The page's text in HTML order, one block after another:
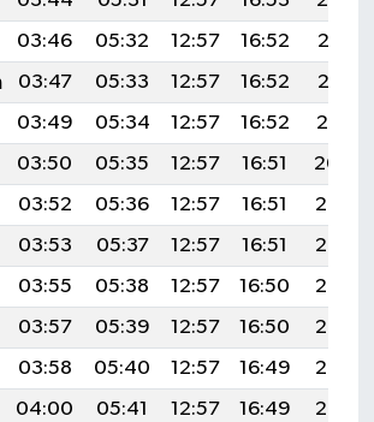
03:46 05:32 12:57 16:52
20:13
03:47 05:33 12:57 16:52
20:12
03:49 05:34 12:57 16:52
20:10
03:50 05:35 12:57 16:51
20:09
03:52 05:36 12:57 16:51
20:08
03:53 05:37 12:57 16:51
20:07
03:55 05:38 12:57 16:50
20:06
03:57 05:39 12:57 16:50
20:05
03:58 05:40 12:57 16:49
20:03
04:00 05:41 12:57 16:49
20:02